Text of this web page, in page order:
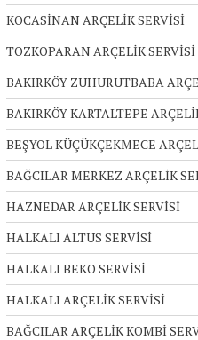
KOCASİNAN ARÇELİK SERVİSİ
TOZKOPARAN ARÇELİK SERVİSİ
BAKIRKÖY ZUHURUTBABA
BAKIRKÖY KARTALTEPE
BEŞYOL KÜÇÜKÇEKMECE
BAĞCILAR MERKEZ ARÇELİK
HAZNEDAR ARÇELİK SERVİSİ
HALKALI ALTUS SERVİSİ
HALKALI BEKO SERVİSİ
HALKALI ARÇELİK SERVİSİ
BAĞCILAR ARÇELİK KOMBİ